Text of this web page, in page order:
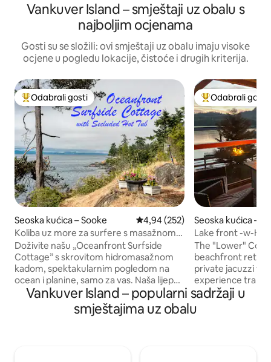
Vankuver Island – smještaji uz obalu s
najboljim ocjenama
Gosti su se složili: ovi smještaji uz obalu imaju visoke
ocjene u pogledu lokacije, čistoće i drugih kriterija.
Među najviše rangiranima s oznakom „Odabrali gosti”
Odabrali gosti
Seoska kućica – Sooke Prosječna ocjena: 4,94/5,
4,94 (252)
Koliba uz more za surfere s masažnom
kadom na osami
Doživite našu „Oceanfront Surfside
Cottage” s skrovitom hidromasažnom
kadom, spektakularnim pogledom na
ocean i planine, samo za vas. Naša lijepa,
potpuno opremljena kuća s 3 spavaće
sobe i 2 kupaonice ima terasu uz obalu
oceana, s masažnom kadom na litici. Ima
Među najviše
Odabrali gosti
Seoska kućica –
Lake front -w-
The "Lower"
beachfront
private jacuzzi
experience
,where this
wharf, perfect
Ponesite svoj
Vankuver Island – popularni sadržaji u
smještajima uz obalu